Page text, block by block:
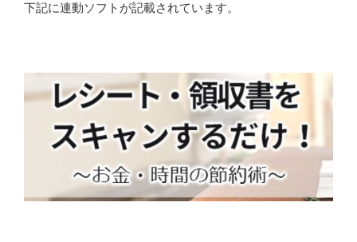
下記に連動ソフトが記載されています。